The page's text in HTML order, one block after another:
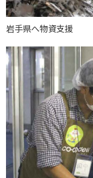
岩手県へ物資支援